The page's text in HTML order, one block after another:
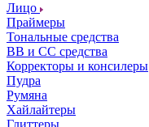
Лицо
Праймеры
Тональные средства
ВВ и СС средства
Корректоры и консилеры
Пудра
Румяна
Хайлайтеры